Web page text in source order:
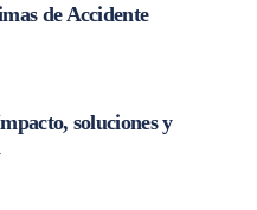
de Accidente
soluciones y